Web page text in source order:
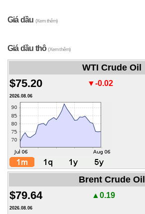
Giá dầu (Xem thêm)
Giá dầu thô(Xem thêm)
WTI Crude Oil
$75.20 ▼-0.02
2026.08.06
Brent Crude Oil
$79.64 ▲0.19
2026.08.06